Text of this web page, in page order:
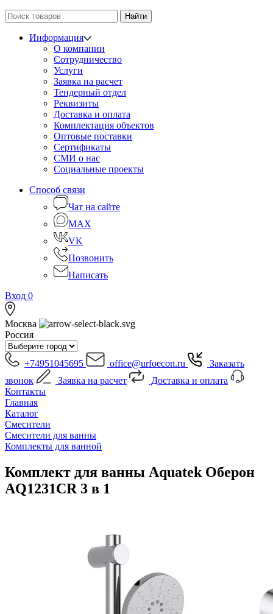
Найти
Информация
О компании
Сотрудничество
Услуги
Заявка на расчет
Тендерный отдел
Реквизиты
Доставка и оплата
Комплектация объектов
Оптовые поставки
Сертификаты
СМИ о нас
Социальные проекты
Способ связи
Чат на сайте
MAX
VK
Позвонить
Написать
Вход 0
Москва
Россия
+74951045695 office@urfoecon.ru
Заказать
звонок
Заявка на расчет
Доставка и оплата
Контакты
Главная
Каталог
Смесители
Смесители для ванны
Комплекты для ванной
Комплект для ванны Aquatek Оберон
AQ1231CR 3 в 1